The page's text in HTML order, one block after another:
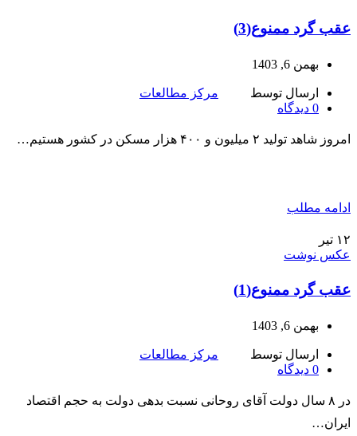
عقب گرد ممنوع(3)
بهمن 6, 1403
ارسال توسط
مرکز مطالعات
0 دیدگاه
امروز شاهد تولید ۲ میلیون و ۴۰۰ هزار مسکن در کشور هستیم…
ادامه مطلب
۱۲ تیر
عکس نوشت
عقب گرد ممنوع(1)
بهمن 6, 1403
ارسال توسط
مرکز مطالعات
0 دیدگاه
در ۸ سال دولت آقای روحانی نسبت بدهی دولت به حجم اقتصاد
ایران…